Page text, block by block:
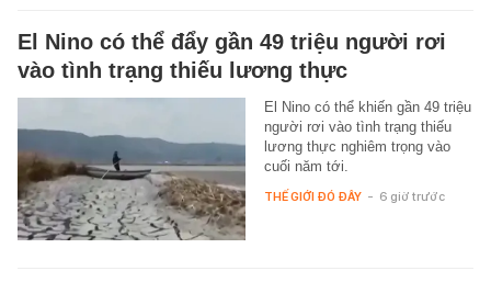
El Nino có thể đẩy gần 49 triệu người rơi
vào tình trạng thiếu lương thực
El Nino có thể khiến gần 49 triệu
người rơi vào tình trạng thiếu
lương thực nghiêm trọng vào
cuối năm tới.
THẾ GIỚI ĐÓ ĐÂY - 6 giờ trước